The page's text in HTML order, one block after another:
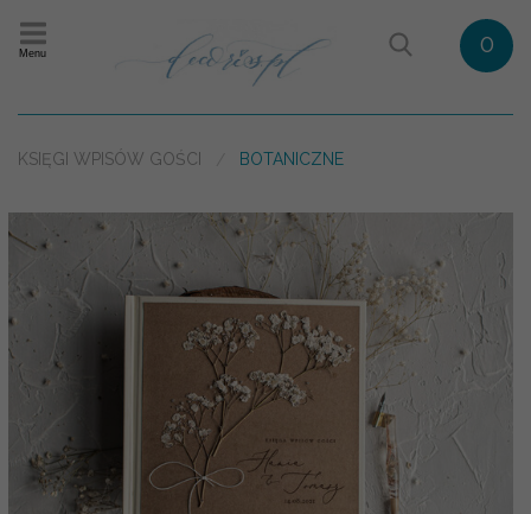
Menu 0
KSIĘGI WPISÓW GOŚCI BOTANICZNE